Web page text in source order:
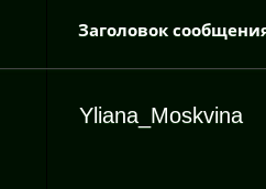
Заголовок
Yliana_Moskvina